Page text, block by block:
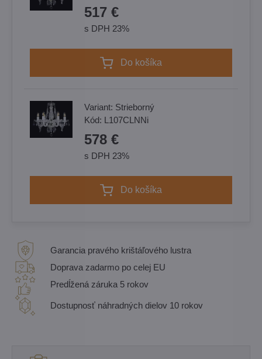
517 €
s DPH 23%
Do košíka
Variant: Strieborný
Kód: L107CLNNi
578 €
s DPH 23%
Do košíka
Garancia pravého krištáľového lustra
Doprava zadarmo po celej EU
Predĺžená záruka 5 rokov
Dostupnosť náhradných dielov 10 rokov